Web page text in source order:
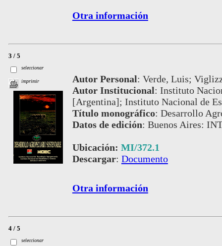
Otra información
3 / 5
seleccionar
imprimir Autor Personal: Verde, Luis;
Autor Institucional: Instituto
[Argentina]; Instituto Nacional de
Título monográfico: Desarrollo
Datos de edición: Buenos Aires:
Ubicación: MI/372.1
Descargar: Documento
Otra información
4 / 5
seleccionar